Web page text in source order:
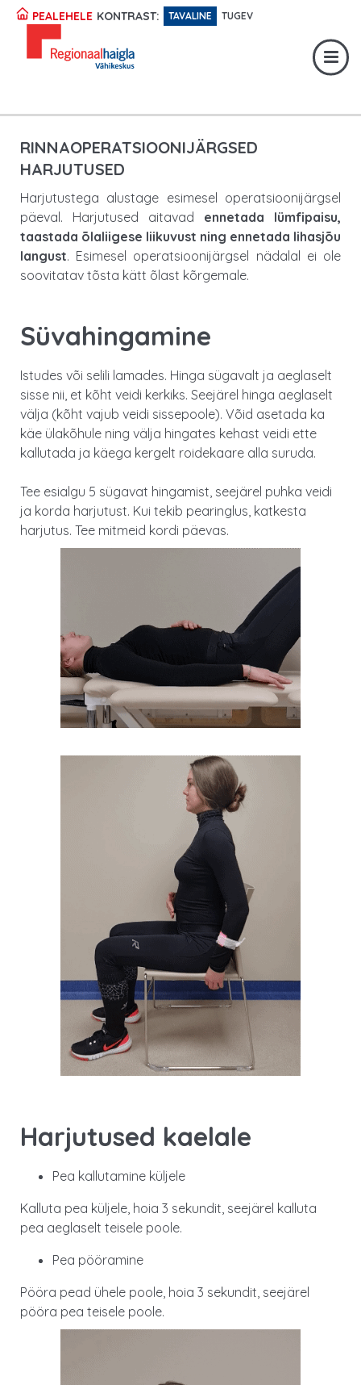
PEALEHELE KONTRAST: TAVALINE TUGEV
617 1049
Erakorraline abi:
RINNAOPERATSIOONIJÄRGSED
HARJUTUSED
Harjutustega alustage esimesel operatsioonijärgsel
päeval. Harjutused aitavad ennetada lümfipaisu,
taastada õlaliigese liikuvust ning ennetada lihasjõu
langust. Esimesel operatsioonijärgsel nädalal ei ole
soovitatav tõsta kätt õlast kõrgemale.
Süvahingamine
Istudes või selili lamades. Hinga sügavalt ja aeglaselt
sisse nii, et kõht veidi kerkiks. Seejärel hinga aeglaselt
välja (kõht vajub veidi sissepoole). Võid asetada ka
käe ülakõhule ning välja hingates kehast veidi ette
kallutada ja käega kergelt roidekaare alla suruda.
Tee esialgu 5 sügavat hingamist, seejärel puhka veidi
ja korda harjutust. Kui tekib pearinglus, katkesta
harjutus. Tee mitmeid kordi päevas.
Harjutused kaelale
Pea kallutamine küljele
Kalluta pea küljele, hoia 3 sekundit, seejärel kalluta
pea aeglaselt teisele poole.
Pea pööramine
Pööra pead ühele poole, hoia 3 sekundit, seejärel
pööra pea teisele poole.